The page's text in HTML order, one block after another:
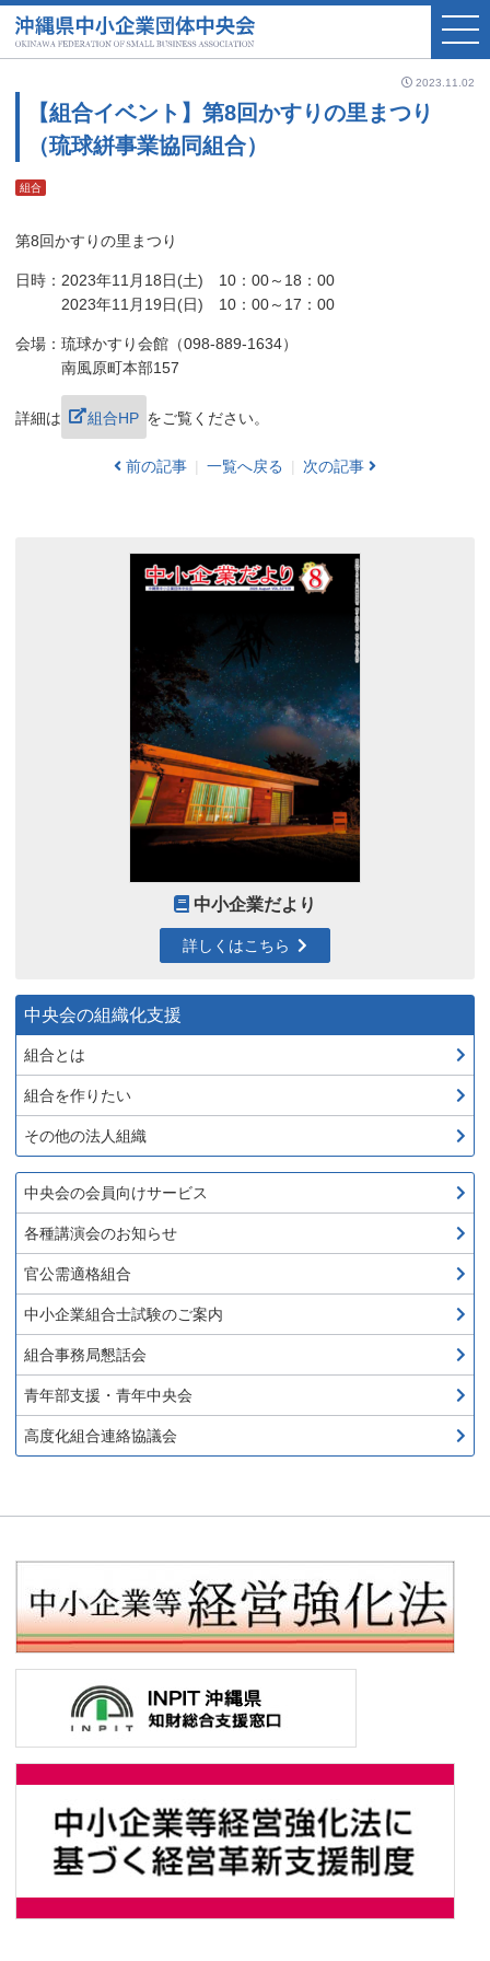
2023.11.02
【組合イベント】第8回かすりの里まつり
（琉球絣事業協同組合）
組合
第8回かすりの里まつり
日時：2023年11月18日(土) 10：00～18：00
2023年11月19日(日) 10：00～17：00
会場：琉球かすり会館（098-889-1634）
南風原町本部157
詳細は 組合HP をご覧ください。
前の記事 一覧へ戻る 次の記事
中小企業だより
詳しくはこちら
中央会の組織化支援
組合とは
組合を作りたい
その他の法人組織
中央会の会員向けサービス
各種講演会のお知らせ
官公需適格組合
中小企業組合士試験のご案内
組合事務局懇話会
青年部支援・青年中央会
高度化組合連絡協議会